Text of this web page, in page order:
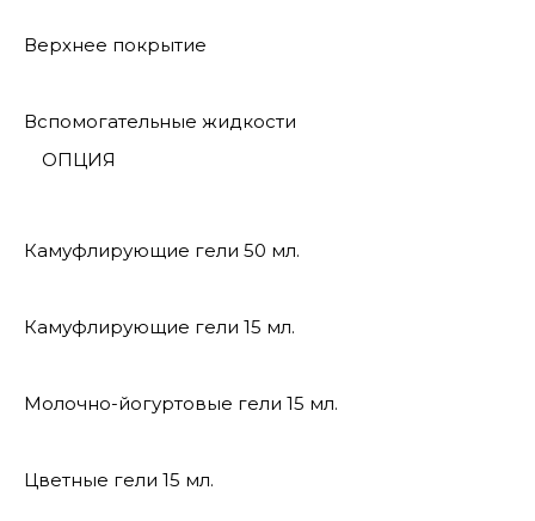
Верхнее покрытие
Вспомогательные жидкости
ОПЦИЯ
Камуфлирующие гели 50 мл.
Камуфлирующие гели 15 мл.
Молочно-йогуртовые гели 15 мл.
Цветные гели 15 мл.